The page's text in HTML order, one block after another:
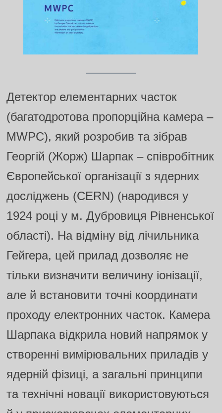
Детектор елементарних часток
(багатодротова пропорційна камера –
MWPC), який розробив та зібрав
Георгій (Жорж) Шарпак – співробітник
Європейської організації з ядерних
досліджень (CERN) (народився у
1924 році у м. Дубровиця Рівненської
області). На відміну від лічильника
Гейгера, цей прилад дозволяє не
тільки визначити величину іонізації,
але й встановити точні координати
проходу електронних часток. Камера
Шарпака відкрила новий напрямок у
створенні вимірювальних приладів у
ядерній фізиці, а загальні принципи
та технічні новації використовуються